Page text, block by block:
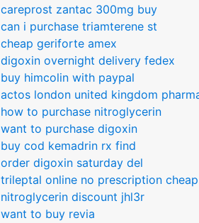
careprost zantac 300mg buy
can i purchase triamterene st
cheap geriforte amex
digoxin overnight delivery fedex
buy himcolin with paypal
actos london united kingdom
how to purchase nitroglycerin
want to purchase digoxin
buy cod kemadrin rx find
order digoxin saturday del
trileptal online no prescription cheap
nitroglycerin discount jhl3r
want to buy revia